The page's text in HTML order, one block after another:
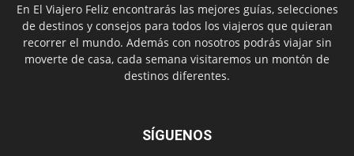
En El Viajero Feliz encontrarás las mejores guías, selecciones
de destinos y consejos para todos los viajeros que quieran
recorrer el mundo. Además con nosotros podrás viajar sin
moverte de casa, cada semana visitaremos un montón de
destinos diferentes.
SÍGUENOS